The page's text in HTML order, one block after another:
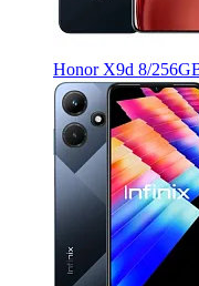
Honor X9d 8/